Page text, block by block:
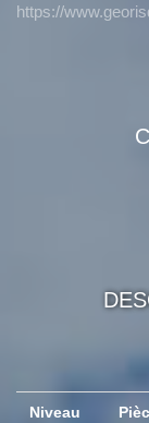
https://
Niveau